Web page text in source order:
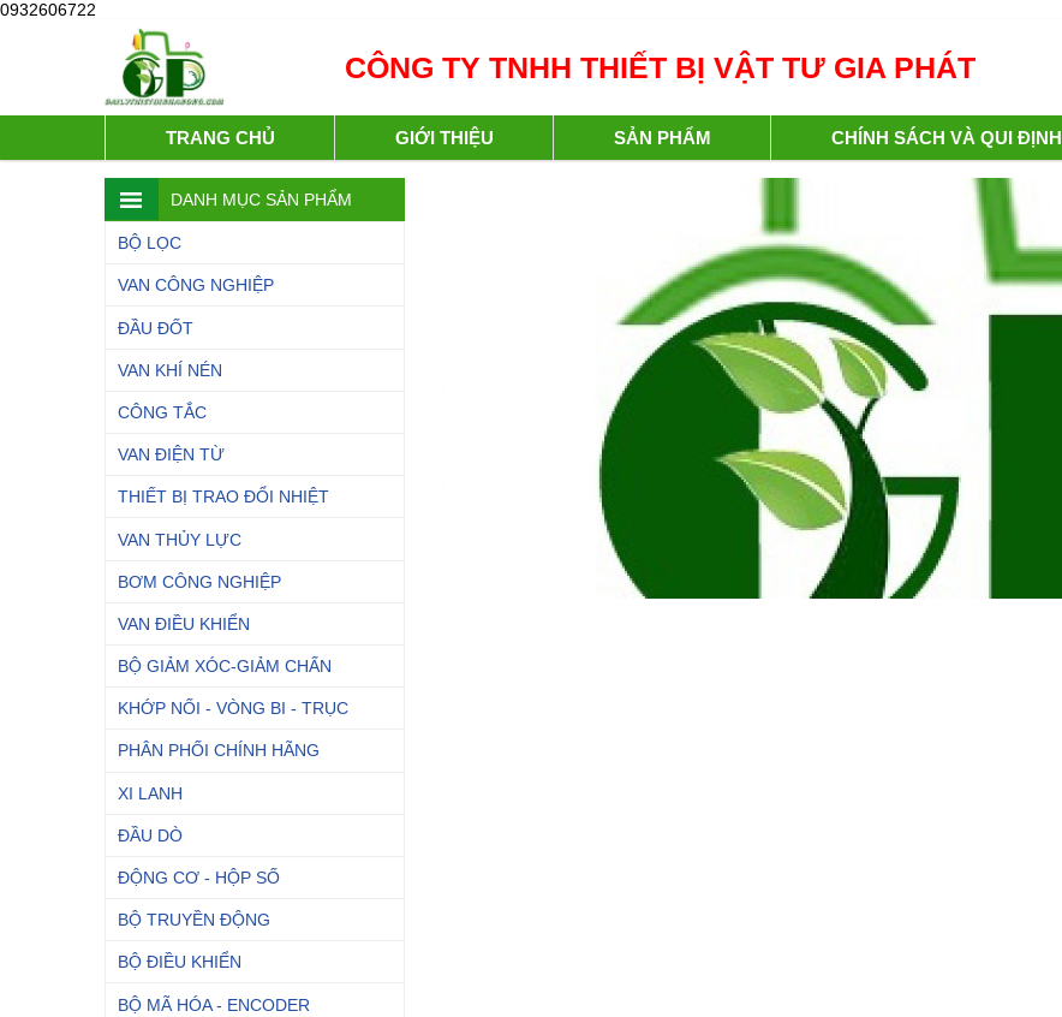
0932606722
CÔNG TY TNHH THIẾT BỊ VẬT TƯ GIA PHÁT
TRANG CHỦ GIỚI THIỆU SẢN PHẨM CHÍNH SÁCH VÀ QUI ĐỊNH
DANH MỤC SẢN PHẨM
BỘ LỌC
VAN CÔNG NGHIỆP
ĐẦU ĐỐT
VAN KHÍ NÉN
CÔNG TẮC
VAN ĐIỆN TỪ
THIẾT BỊ TRAO ĐỔI NHIỆT
VAN THỦY LỰC
BƠM CÔNG NGHIỆP
VAN ĐIỀU KHIỂN
BỘ GIẢM XÓC-GIẢM CHẤN
KHỚP NỐI - VÒNG BI - TRỤC
PHÂN PHỐI CHÍNH HÃNG
XI LANH
ĐẦU DÒ
ĐỘNG CƠ - HỘP SỐ
BỘ TRUYỀN ĐỘNG
BỘ ĐIỀU KHIỂN
BỘ MÃ HÓA - ENCODER